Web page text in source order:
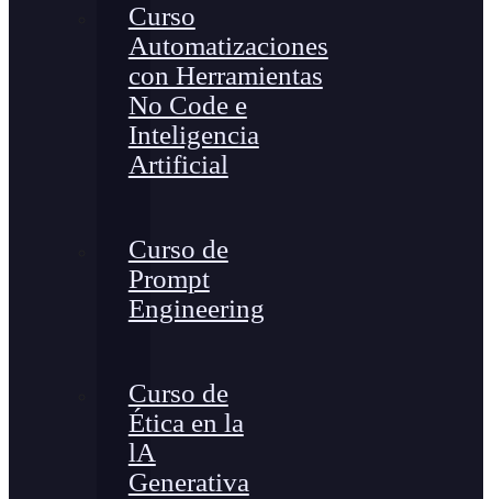
Curso
Automatizaciones
con Herramientas
No Code e
Inteligencia
Artificial
Curso de
Prompt
Engineering
Curso de
Ética en la
lA
Generativa